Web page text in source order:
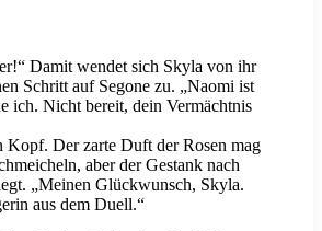
Damit wendet sich Skyla von ihr
Schritt auf Segone zu. „Naomi ist
ich. Nicht bereit, dein Vermächtnis
Kopf. Der zarte Duft der Rosen mag
aber der Gestank nach
„Meinen Glückwunsch, Skyla.
aus dem Duell.“